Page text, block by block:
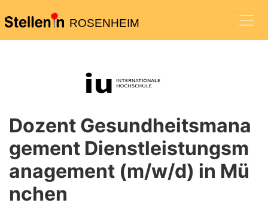
ROSENHEIM
Dozent Gesundheitsmana
gement Dienstleistungsm
anagement (m/w/d) in Mü
nchen